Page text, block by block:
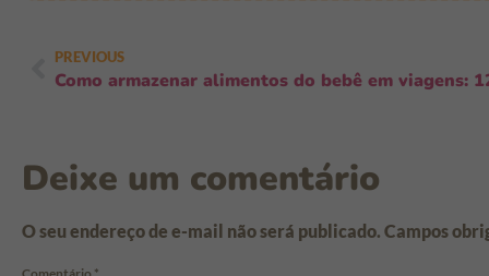
PREVIOUS
Deixe um comentário
O seu endereço de e-mail não será publicado. Campos